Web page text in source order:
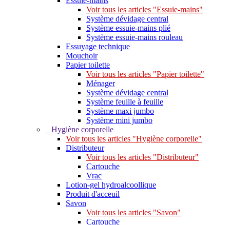
Voir tous les articles "Essuie-mains"
Système dévidage central
Système essuie-mains plié
Système essuie-mains rouleau
Essuyage technique
Mouchoir
Papier toilette
Voir tous les articles "Papier toilette"
Ménager
Système dévidage central
Système feuille à feuille
Système maxi jumbo
Système mini jumbo
Hygiène corporelle
Voir tous les articles "Hygiène corporelle"
Distributeur
Voir tous les articles "Distributeur"
Cartouche
Vrac
Lotion-gel hydroalcoollique
Produit d'acceuil
Savon
Voir tous les articles "Savon"
Cartouche